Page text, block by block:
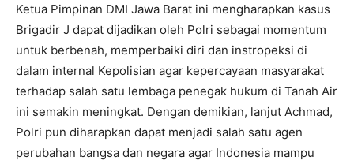
Ketua Pimpinan DMI Jawa Barat ini mengharapkan kasus
Brigadir J dapat dijadikan oleh Polri sebagai momentum
untuk berbenah, memperbaiki diri dan instropeksi di
dalam internal Kepolisian agar kepercayaan masyarakat
terhadap salah satu lembaga penegak hukum di Tanah Air
ini semakin meningkat. Dengan demikian, lanjut Achmad,
Polri pun diharapkan dapat menjadi salah satu agen
perubahan bangsa dan negara agar Indonesia mampu